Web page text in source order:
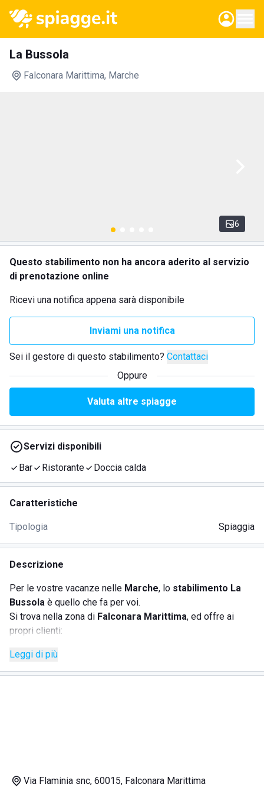
La Bussola
Falconara Marittima, Marche
6
Questo stabilimento non ha ancora aderito al servizio
di prenotazione online
Ricevi una notifica appena sarà disponibile
Inviami una notifica
Sei il gestore di questo stabilimento? Contattaci
Oppure
Valuta altre spiagge
Servizi disponibili
Bar
Ristorante Doccia calda
Caratteristiche
Tipologia Spiaggia
Descrizione
Per le vostre vacanze nelle Marche, lo stabilimento La
Bussola è quello che fa per voi.
Si trova nella zona di Falconara Marittima, ed offre ai
propri clienti:
unbar
unristoranteper il pranzo
l'ambiente è davvero rilassante.
Leggi di più
Via Flaminia snc, 60015, Falconara Marittima